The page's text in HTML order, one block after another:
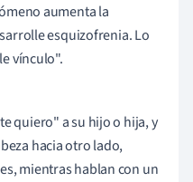
aumenta la
esquizofrenia. Lo
vínculo".
quiero" a su hijo o hija, y
hacia otro lado,
mientras hablan con un